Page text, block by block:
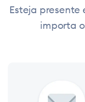
Esteja presente
importa